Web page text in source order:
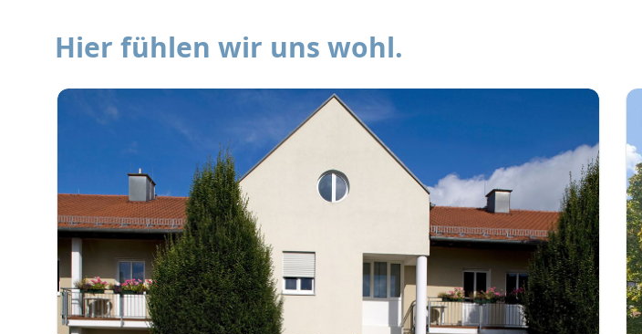
Hier fühlen wir uns wohl.